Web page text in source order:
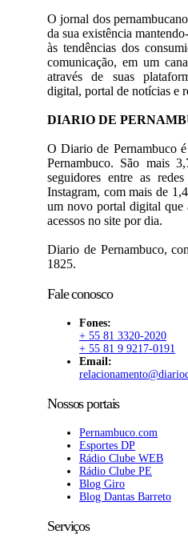
O jornal dos
da sua existência
às tendências dos
comunicação, em um
através de suas
digital, portal de notícias e
DIARIO DE
O Diario de Pernambuco
Pernambuco. São mais
seguidores entre as
Instagram, com mais de
um novo portal digital que
acessos no site por dia.
Diario de Pernambuco,
1825.
Fale conosco
Fones:
+ 55 81 3320-2020
+ 55 81 9 9217-0191
Email:
Nossos portais
Pernambuco.com
Esportes DP
Rádio Clube WEB
Rádio Clube PE
Blog Giro
Blog Dantas Barreto
Serviços